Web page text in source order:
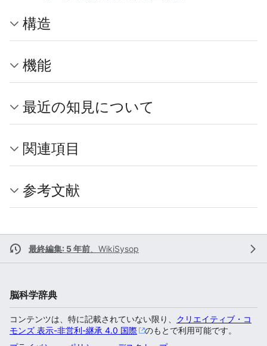
構造
機能
最近の知見について
関連項目
参考文献
最終編集: 5 年前 WikiSysop
脳科学辞典
コンテンツは、特に記載されていない限り、 クリエイティブ・コ
モンズ 表示-非営利-継承 4.0 国際
のもとで利用可能です。